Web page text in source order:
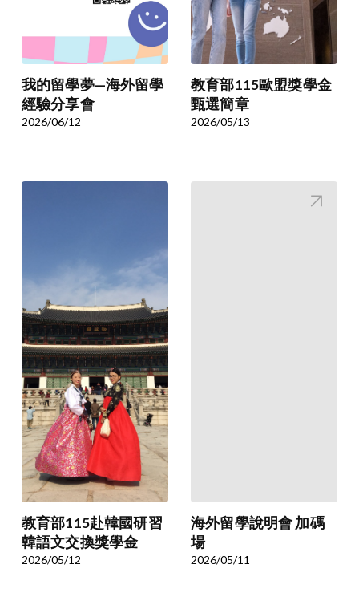
我的留學夢—海外留學
經驗分享會
2026/06/12
教育部115歐盟獎學金
甄選簡章
2026/05/13
教育部115赴韓國研習
韓語文交換獎學金
2026/05/12
海外留學說明會 加碼
場
2026/05/11